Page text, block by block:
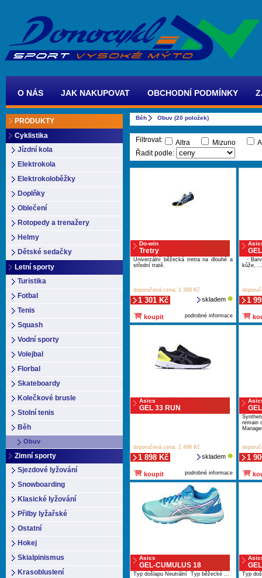
O NÁS JAK NAKUPOVAT OBCHODNÍ PODMÍNKY
PRODUKTY
Cyklistika
Jízdní kola
Elektrokola
Elektrokoloběžky
Doplňky
Oblečení
Rotopedy a trenažery
Helmy
Dětské sedačky
Letní sporty
Turistika
Fotbal
Tenis
Squash
Vodní sporty
Volejbal
Florbal
Skateboardy
Kolečkové brusle
Stolní tenis
Běh
Obuv
Zimní sporty
Sjezdové lyžování
Snowboarding
Klasické lyžování
Přilby lyžařské
Ostatní
Hokej
Skialpinismus
Krasobluslení
Běh Obuv (20 položek)
Filtrovat: Altra Mizuno
Řadit podle:
Do-win
Tretry
Univerzální běžecká tretra na dlouhé a
střední tratě.
doporučená cena: 1 399 Kč
1 301 Kč skladem
koupit podrobné informace
·
kůže, ...
1
Asics
GEL 33 RUN
doporučená cena: 2 499 Kč
1 898 Kč skladem
koupit podrobné informace
remain
1
Asics
GEL-CUMULUS 18
Typ došlapu Neutrální Typ běžecké ... Typ